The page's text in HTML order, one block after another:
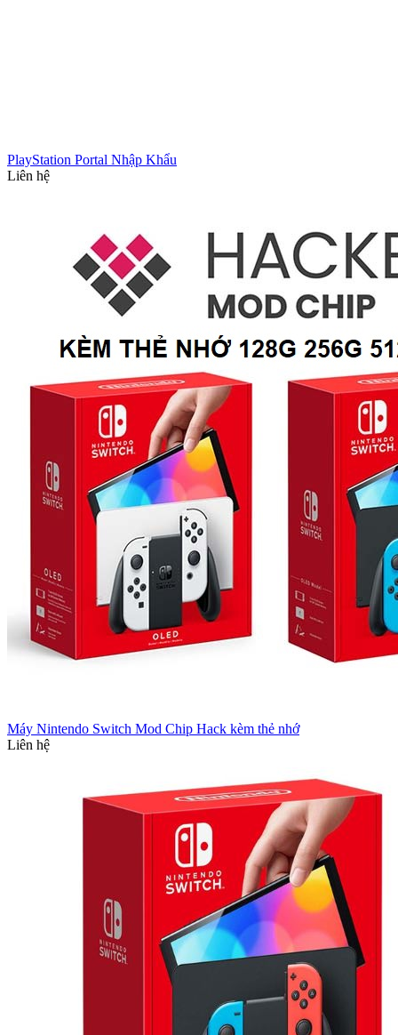
PlayStation Portal Nhập Khẩu
Liên hệ
Máy Nintendo Switch Mod Chip Hack kèm thẻ nhớ
Liên hệ